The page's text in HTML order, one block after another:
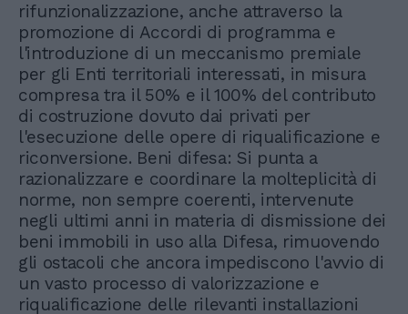
rifunzionalizzazione, anche attraverso la
promozione di Accordi di programma e
l'introduzione di un meccanismo premiale
per gli Enti territoriali interessati, in misura
compresa tra il 50% e il 100% del contributo
di costruzione dovuto dai privati per
l'esecuzione delle opere di riqualificazione e
riconversione. Beni difesa: Si punta a
razionalizzare e coordinare la molteplicità di
norme, non sempre coerenti, intervenute
negli ultimi anni in materia di dismissione dei
beni immobili in uso alla Difesa, rimuovendo
gli ostacoli che ancora impediscono l'avvio di
un vasto processo di valorizzazione e
riqualificazione delle rilevanti installazioni